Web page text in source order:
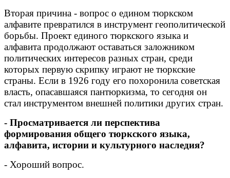
Вторая причина - вопрос о едином тюркском
алфавите превратился в инструмент геополитической
борьбы. Проект единого тюркского языка и
алфавита продолжают оставаться заложником
политических интересов разных стран, среди
которых первую скрипку играют не тюркские
страны. Если в 1926 году его похоронила советская
власть, опасавшаяся пантюркизма, то сегодня он
стал инструментом внешней политики других стран.
- Просматривается ли перспектива
формирования общего тюркского языка,
алфавита, истории и культурного наследия?
- Хороший вопрос.